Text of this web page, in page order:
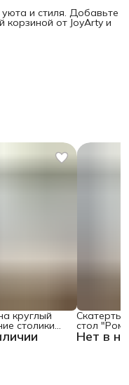
и стиля. Добавьте
корзиной от JoyArty и
круглый
столики
Нет в
Скатерть
стол
поляне",